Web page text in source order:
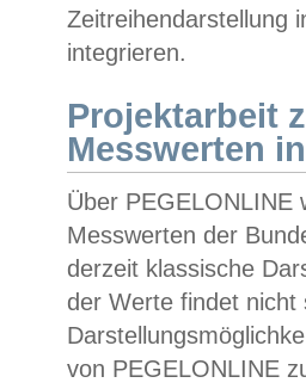
Zeitreihendarstellung
integrieren.
Projektarbeit
Messwerten
Über PEGELONLINE
Messwerten der
derzeit klassische
der Werte findet
von PEGELONLINE